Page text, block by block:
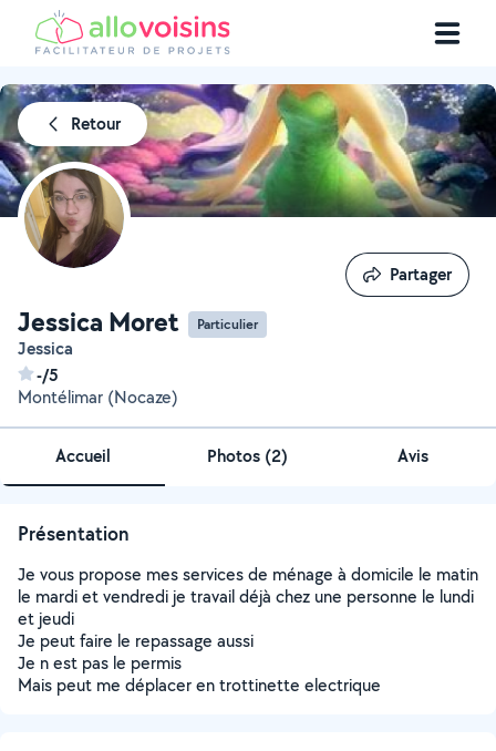
Retour
Jessica Moret Particulier
Jessica
-/5
Montélimar (Nocaze)
Partager
Partager
Accueil Photos (2) Avis
Présentation
Je vous propose mes services de ménage à domicile le matin
le mardi et vendredi je travail déjà chez une personne le lundi
et jeudi
Je peut faire le repassage aussi
Je n est pas le permis
Mais peut me déplacer en trottinette electrique